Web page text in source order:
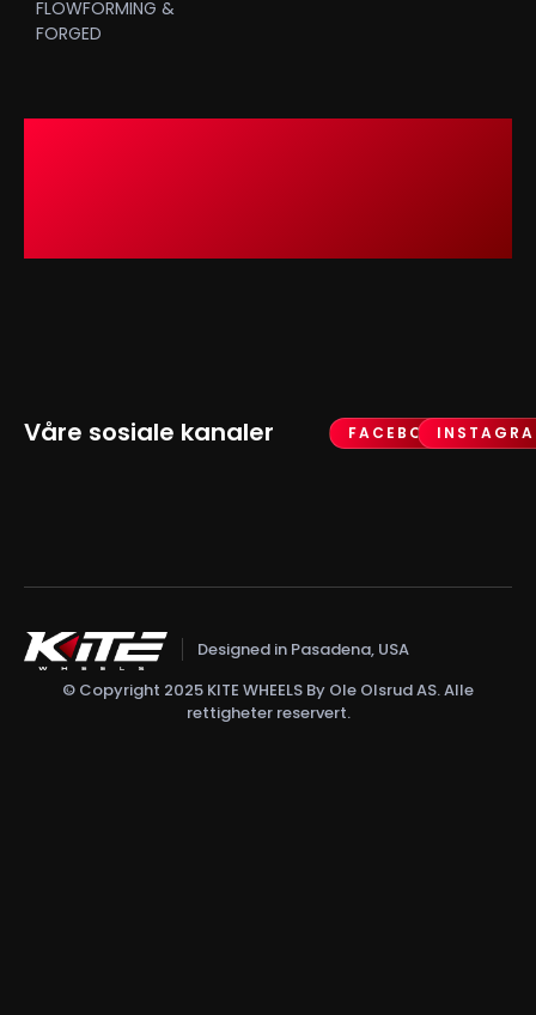
FLOWFORMING &
FORGED
Våre sosiale kanaler FACEBOOK
Designed in Pasadena, USA
© Copyright 2025 KITE WHEELS By Ole Olsrud AS. Alle
rettigheter reservert.